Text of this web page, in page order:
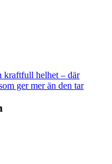
kraftfull helhet – där
ger mer än den tar